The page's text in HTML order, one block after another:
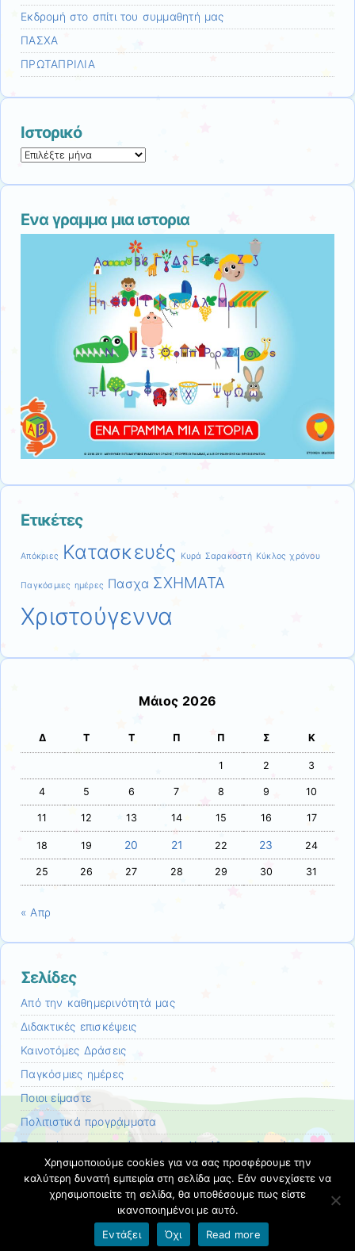
Εκδρομή στο σπίτι του συμμαθητή μας
ΠΑΣΧΑ
ΠΡΩΤΑΠΡΙΛΙΑ
Ιστορικό
Ιστορικό
Ενα γραμμα μια ιστορια
Ετικέτες
Απόκριες Κατασκευές Κυρά Σαρακοστή Κύκλος χρόνου
Παγκόσμιες ημέρες Πασχα ΣΧΗΜΑΤΑ
Χριστούγεννα
Μάιος 2026
Δ Τ Τ Π Π Σ Κ
1 2 3
4 5 6 7 8 9 10
11 12 13 14 15 16 17
18 19 20 21 22 23 24
25 26 27 28 29 30 31
« Απρ
Σελίδες
Από την καθημερινότητά μας
Διδακτικές επισκέψεις
Καινοτόμες Δράσεις
Παγκόσμιες ημέρες
Ποιοι είμαστε
Πολιτιστικά προγράμματα
Προγράμματα αγωγής υγείας – Υπεύθυνες υλοποίησης
2004-2006: Σύμη Καράκελε και Ελένη Δημητρίου
Σχολικές γιορτές
Όροι χρήσης blogs.sch.gr|Δήλωση προσβασιμότητας
Χρησιμοποιούμε cookies για να σας προσφέρουμε την
καλύτερη δυνατή εμπειρία στη σελίδα μας. Εάν συνεχίσετε να
χρησιμοποιείτε τη σελίδα, θα υποθέσουμε πως είστε
ικανοποιημένοι με αυτό.
Εντάξει
Όχι Read more